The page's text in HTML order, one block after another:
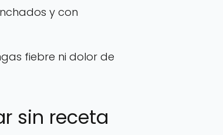
y con
fiebre ni dolor de
sin receta